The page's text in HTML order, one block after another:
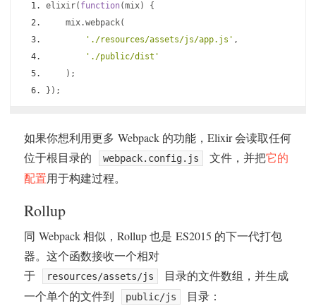
elixir( function(mix)
{
    mix
.webpack(
'./resources/assets/js/app.js' ,
'./public/dist'
);
});
如果你想利用更多 Webpack 的功能，Elixir 会读取任何
位于根目录的
webpack.config.js 文件，并把它的
配置用于构建过程。
Rollup
同 Webpack 相似，Rollup 也是 ES2015 的下一代打包
器。这个函数接收一个相对
于
resources/assets/js
目录的文件数组，并生成
一个单个的文件到
public/js 目录：